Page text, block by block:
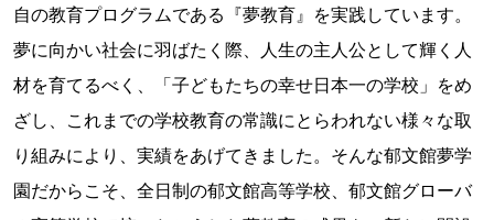
自の教育プログラムである『夢教育』を実践しています。
夢に向かい社会に羽ばたく際、人生の主人公として輝く人
材を育てるべく、「子どもたちの幸せ日本一の学校」をめ
ざし、これまでの学校教育の常識にとらわれない様々な取
り組みにより、実績をあげてきました。そんな郁文館夢学
園だからこそ、全日制の郁文館高等学校、郁文館グローバ